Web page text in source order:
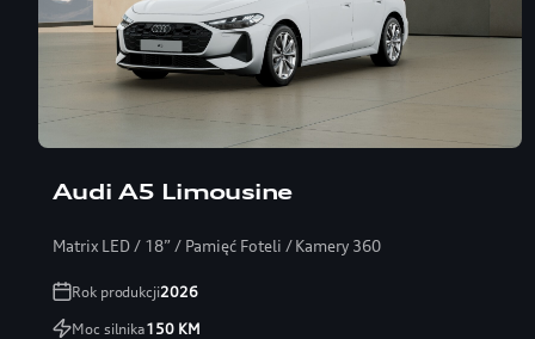
Audi A5 Limousine
Matrix LED / 18” / Pamięć Foteli / Kamery 360
Rok produkcji2026
Moc silnika150KM